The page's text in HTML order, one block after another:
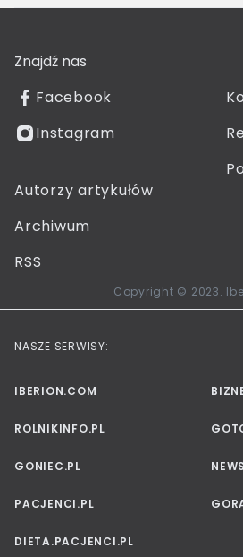
Znajdź nas
Facebook
Instagram
Autorzy artykułów
Archiwum
RSS
Copyright © 2023.
NASZE SERWISY:
IBERION.COM
ROLNIKINFO.PL
GONIEC.PL
PACJENCI.PL
DIETA.PACJENCI.PL